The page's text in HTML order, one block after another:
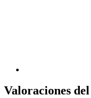
Valoraciones